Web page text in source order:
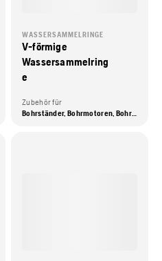
WASSERSAMMELRINGE
V-förmige
Wassersammelring
e
Zubehör für
Bohrständer, Bohrmotoren, Bohrmotoren mit Ständer